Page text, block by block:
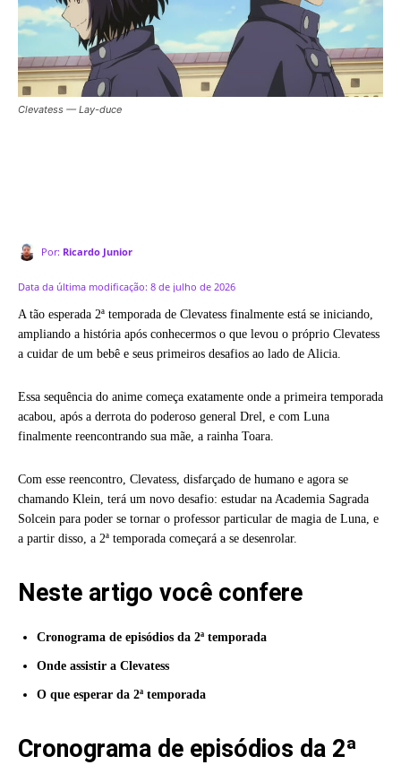
Clevatess — Lay-duce
Por: Ricardo Junior
Data da última modificação: 8 de julho de 2026
A tão esperada 2ª temporada de Clevatess finalmente está se iniciando,
ampliando a história após conhecermos o que levou o próprio Clevatess
a cuidar de um bebê e seus primeiros desafios ao lado de Alicia.
Essa sequência do anime começa exatamente onde a primeira temporada
acabou, após a derrota do poderoso general Drel, e com Luna
finalmente reencontrando sua mãe, a rainha Toara.
Com esse reencontro, Clevatess, disfarçado de humano e agora se
chamando Klein, terá um novo desafio: estudar na Academia Sagrada
Solcein para poder se tornar o professor particular de magia de Luna, e
a partir disso, a 2ª temporada começará a se desenrolar.
Neste artigo você confere
Cronograma de episódios da 2ª temporada
Onde assistir a Clevatess
O que esperar da 2ª temporada
Cronograma de episódios da 2ª